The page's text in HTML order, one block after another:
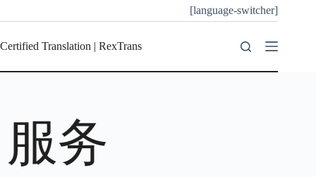
[language-switcher]
Certified Translation | RexTrans
服务